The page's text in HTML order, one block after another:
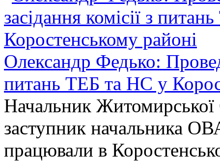
Олександр Федько:
питань ТЕБ та НС у
Начальник
заступник начальника
працювали в